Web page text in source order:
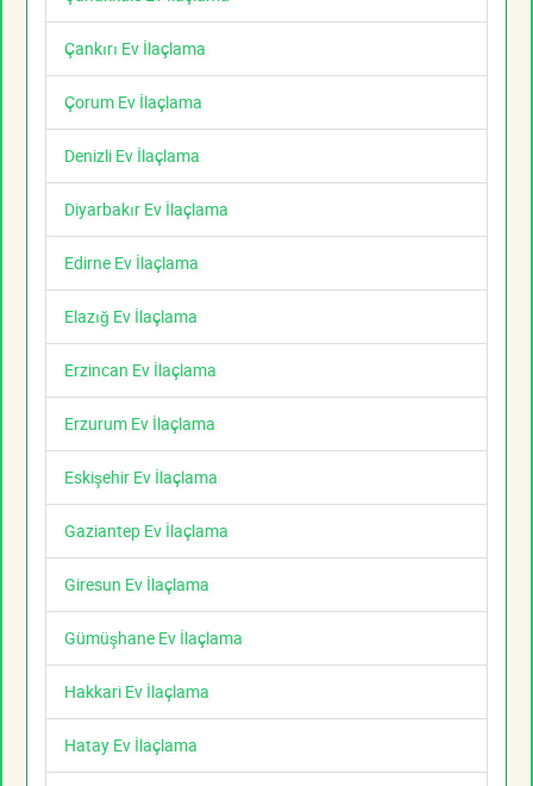
Çankırı Ev İlaçlama
Çorum Ev İlaçlama
Denizli Ev İlaçlama
Diyarbakır Ev İlaçlama
Edirne Ev İlaçlama
Elazığ Ev İlaçlama
Erzincan Ev İlaçlama
Erzurum Ev İlaçlama
Eskişehir Ev İlaçlama
Gaziantep Ev İlaçlama
Giresun Ev İlaçlama
Gümüşhane Ev İlaçlama
Hakkari Ev İlaçlama
Hatay Ev İlaçlama